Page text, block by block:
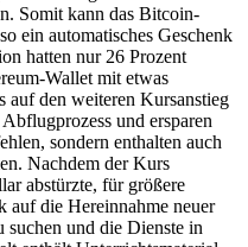
Somit kann das Bitcoin-
ein automatisches Geschenk
hatten nur 26 Prozent
Wallet mit etwas
auf den weiteren Kursanstieg
und ersparen
sondern enthalten auch
Nachdem der Kurs
abstürzte, für größere
die Hereinnahme neuer
suchen und die Dienste in